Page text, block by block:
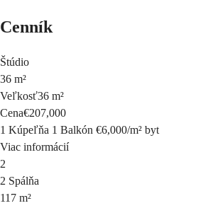
Cenník
Štúdio
36 m²
Veľkosť36 m²
Cena€207,000
1 Kúpeľňa 1 Balkón €6,000/m² byt
Viac informácií
2
2 Spálňa
117 m²